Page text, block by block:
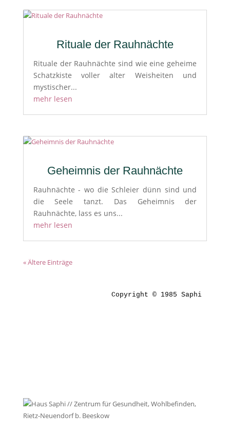
Rituale der Rauhnächte
Rituale der Rauhnächte sind wie eine geheime
Schatzkiste voller alter Weisheiten und
mystischer...
mehr lesen
Geheimnis der Rauhnächte
Rauhnächte - wo die Schleier dünn sind und
die Seele tanzt. Das Geheimnis der
Rauhnächte, lass es uns...
mehr lesen
« Ältere Einträge
Copyright © 1985 Saphi